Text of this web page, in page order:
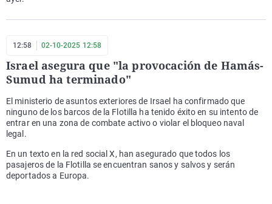
12:58 02-10-2025 12:58
Israel asegura que "la provocación de Hamás-
Sumud ha terminado"
El ministerio de asuntos exteriores de Irsael ha confirmado que
ninguno de los barcos de la Flotilla ha tenido éxito en su intento de
entrar en una zona de combate activo o violar el bloqueo naval
legal.
En un texto en la red social X, han asegurado que todos los
pasajeros de la Flotilla se encuentran sanos y salvos y serán
deportados a Europa.